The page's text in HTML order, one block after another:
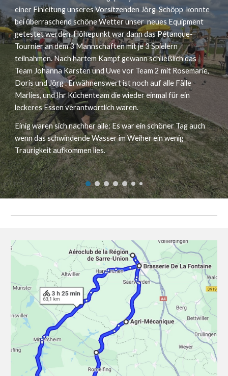
einer Einleitung unseres Vorsitzenden Jörg Schöpp konnte
bei überraschend schöne Wetter unser neues Equipment
getestet werden. Höhepunkt war dann das Pétanque-
Tournier an dem 3 Mannschaften mit je 3 Spielern
teilnahmen. Nach hartem Kampf gewann schließlich das
Team Johanna Karsten und Uwe vor Team 2 mit Rosemarie,
Doris und Jörg . Erwähnenswert ist noch auf alle Fälle
Marlies, und Ihr Küchenteam die wieder einmal für ein
leckeres Essen verantwortlich waren.
Einig waren sich nachher alle: Es war ein schöner Tag auch
wenn das schwindende Wasser im Weiher ein wenig
Traurigkeit aufkommen lies.